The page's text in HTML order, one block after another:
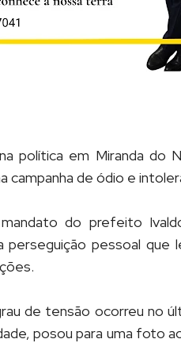
política em Miranda do
campanha de ódio e
do prefeito
pessoal que
de tensão ocorreu no
posou para uma foto